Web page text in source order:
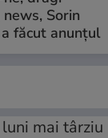
Sorin
făcut anunțul